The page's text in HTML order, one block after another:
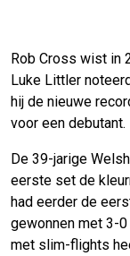
Rob Cross wist in
Luke Littler
hij de nieuwe
voor een debutant.
De 39-jarige
eerste set de
had eerder de
gewonnen met 3-
met slim-flights